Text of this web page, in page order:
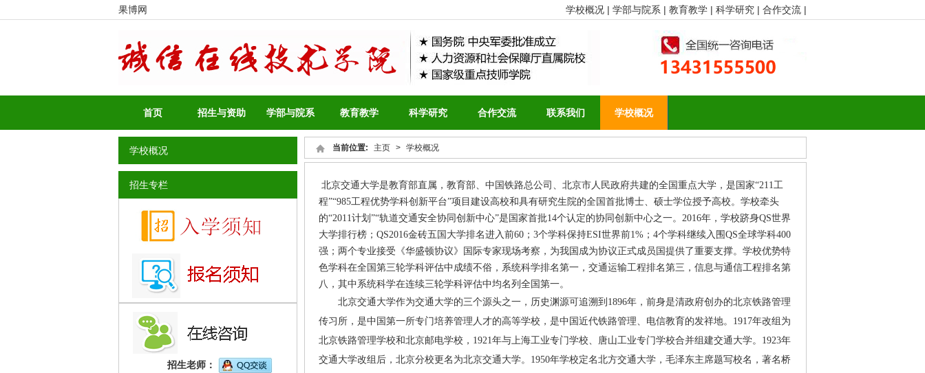
果博网 学校概况 | 学部与院系 | 教育教学 | 科学研究 | 合作交流 |
首页 招生与资助 学部与院系 教育教学 科学研究 合作交流 联系我们 学校概况
学校概况
招生专栏
招生老师：
当前位置: 主页 > 学校概况
北京交通大学是教育部直属，教育部、中国铁路总公司、北京市人民政府共建的全国重点大学，是国家“211工
程”“985工程优势学科创新平台”项目建设高校和具有研究生院的全国首批博士、硕士学位授予高校。学校牵头
的“2011计划”“轨道交通安全协同创新中心”是国家首批14个认定的协同创新中心之一。2016年，学校跻身QS世界
大学排行榜；QS2016金砖五国大学排名进入前60；3个学科保持ESI世界前1%；4个学科继续入围QS全球学科400
强；两个专业接受《华盛顿协议》国际专家现场考察，为我国成为协议正式成员国提供了重要支撑。学校优势特
色学科在全国第三轮学科评估中成绩不俗，系统科学排名第一，交通运输工程排名第三，信息与通信工程排名第
八，其中系统科学在连续三轮学科评估中均名列全国第一。
北京交通大学作为交通大学的三个源头之一，历史渊源可追溯到1896年，前身是清政府创办的北京铁路管理
传习所，是中国第一所专门培养管理人才的高等学校，是中国近代铁路管理、电信教育的发祥地。1917年改组为
北京铁路管理学校和北京邮电学校，1921年与上海工业专门学校、唐山工业专门学校合并组建交通大学。1923年
交通大学改组后，北京分校更名为北京交通大学。1950年学校定名北方交通大学，毛泽东主席题写校名，著名桥